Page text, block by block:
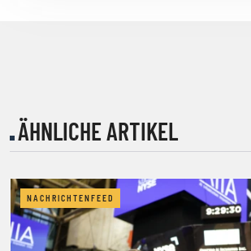
ÄHNLICHE ARTIKEL
NACHRICHTENFEED